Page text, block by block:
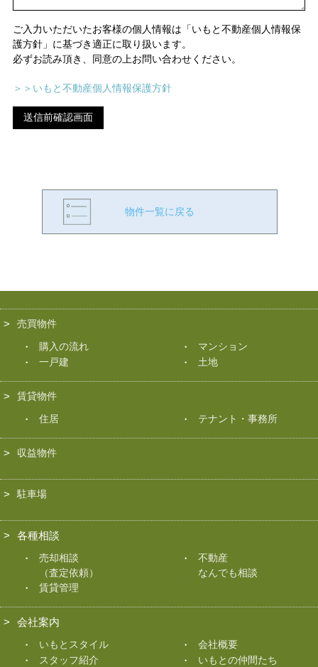
ご入力いただいたお客様の個人情報は「いもと不動産個人情報保
護方針」に基づき適正に取り扱います。
必ずお読み頂き、同意の上お問い合わせください。
＞＞いもと不動産個人情報保護方針
物件一覧に戻る
売買物件
購入の流れ
マンション
一戸建
土地
賃貸物件
住居
テナント・事務所
収益物件
駐車場
各種相談
売却相談
（査定依頼）
不動産
なんでも相談
賃貸管理
会社案内
いもとスタイル
会社概要
スタッフ紹介
いもとの仲間たち